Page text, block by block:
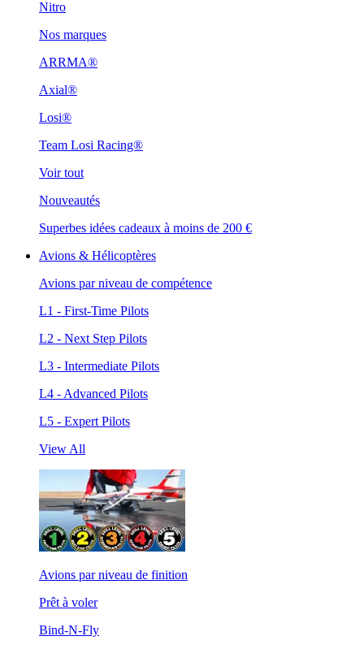
Nitro
Nos marques
ARRMA®
Axial®
Losi®
Team Losi Racing®
Voir tout
Nouveautés
Superbes idées cadeaux à moins de 200 €
Avions & Hélicoptères
Avions par niveau de compétence
L1 - First-Time Pilots
L2 - Next Step Pilots
L3 - Intermediate Pilots
L4 - Advanced Pilots
L5 - Expert Pilots
View All
Avions par niveau de finition
Prêt à voler
Bind-N-Fly